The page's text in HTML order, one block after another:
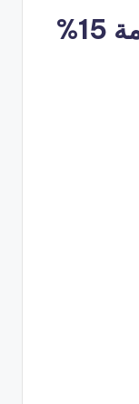
كود خصم نوفاكيد بقيمة 15%